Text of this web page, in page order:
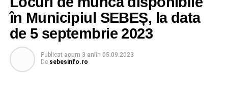
în Municipiul SEBEȘ, la data
de 5 septembrie 2023
Publicat acum 3 aniîn 05.09.2023
De sebesinfo.ro